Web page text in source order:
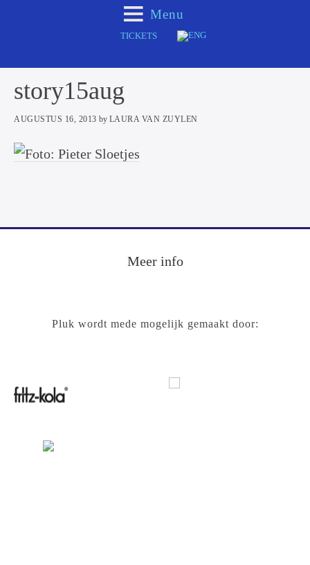
inhoud
sidebar
Menu
TICKETS
Primaire
Sidebar
story15aug
AUGUSTUS 16, 2013 by LAURA VAN ZUYLEN
Meer info
Pluk wordt mede mogelijk gemaakt door: